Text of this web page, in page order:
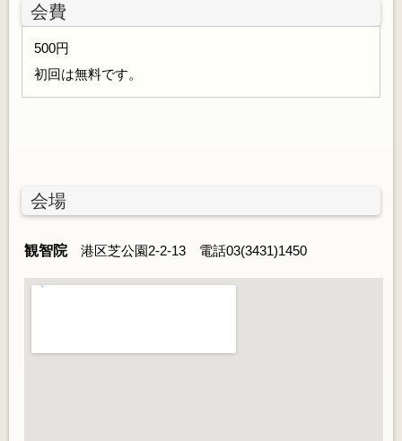
会費
500円
初回は無料です。
会場
観智院港区芝公園2-2-13 電話03(3431)1450